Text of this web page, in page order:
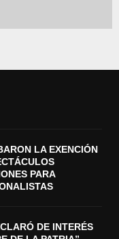
LA EXENCIÓN
PARA
DE INTERÉS